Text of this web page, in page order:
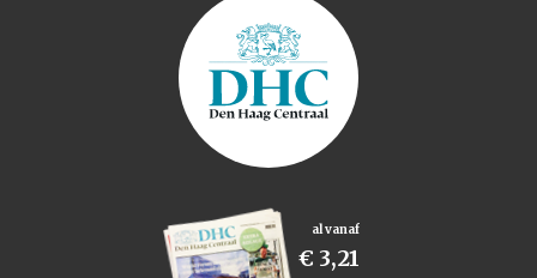
al vanaf
€ 3,21